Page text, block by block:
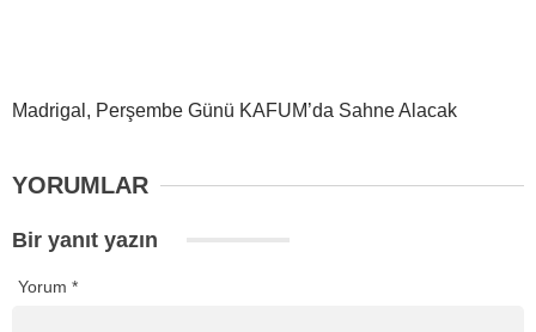
Madrigal, Perşembe Günü KAFUM’da Sahne Alacak
YORUMLAR
Bir yanıt yazın
Yorum *